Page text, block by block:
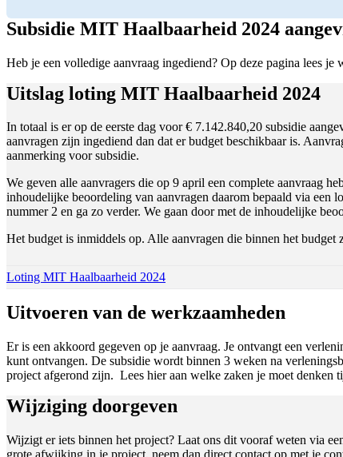
Subsidie MIT Haalbaarheid 2024
Heb je een volledige aanvraag ingediend? Op deze pagina lees je
Uitslag loting MIT Haalbaarheid 2024
In totaal is er op de eerste dag voor € 7.142.840,20 subsidie
aanvragen zijn ingediend dan dat er budget beschikbaar is.
aanmerking voor subsidie.
We geven alle aanvragers die op 9 april een complete aanvraag
inhoudelijke beoordeling van aanvragen daarom bepaald via een
nummer 2 en ga zo verder. We gaan door met de inhoudelijke
Het budget is inmiddels op. Alle aanvragen die binnen het
Download bestand:
Loting MIT Haalbaarheid 2024
Uitvoeren van de werkzaamheden
Er is een akkoord gegeven op je aanvraag. Je ontvangt een
kunt ontvangen. De subsidie wordt binnen 3 weken na
project afgerond zijn. Lees hier aan welke zaken je moet denken
Wijziging doorgeven
Wijzigt er iets binnen het project? Laat ons dit vooraf weten via